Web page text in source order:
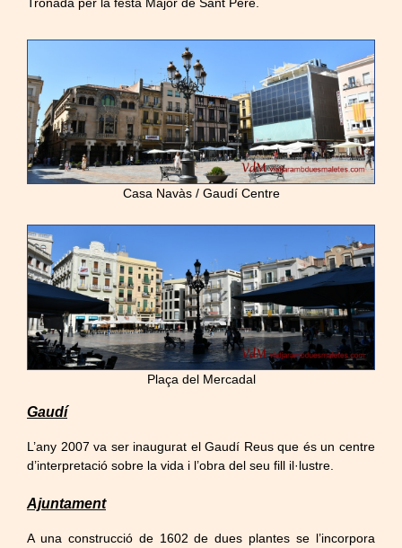
Tronada per la festa Major de Sant Pere.
Casa Navàs / Gaudí Centre
Plaça del Mercadal
Gaudí
L’any 2007 va ser inaugurat el Gaudí Reus que és un centre
d’interpretació sobre la vida i l’obra del seu fill il·lustre.
Ajuntament
A una construcció de 1602 de dues plantes se l’incorpora